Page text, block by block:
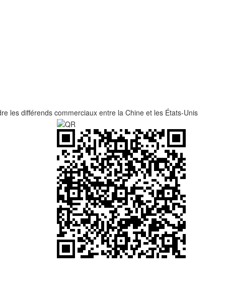
les différends commerciaux entre la Chine et les États-Unis